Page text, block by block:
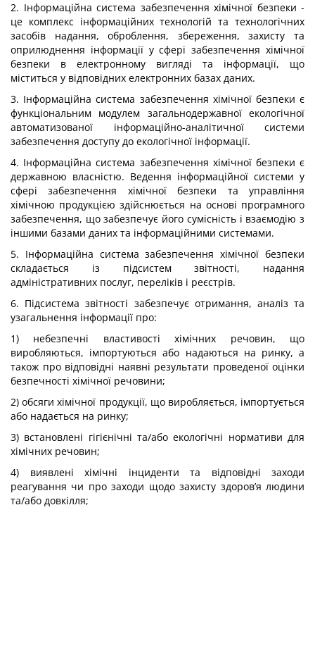
2. Інформаційна система забезпечення хімічної безпеки -
це комплекс інформаційних технологій та технологічних
засобів надання, оброблення, збереження, захисту та
оприлюднення інформації у сфері забезпечення хімічної
безпеки в електронному вигляді та інформації, що
міститься у відповідних електронних базах даних.
3. Інформаційна система забезпечення хімічної безпеки є
функціональним модулем загальнодержавної екологічної
автоматизованої інформаційно-аналітичної системи
забезпечення доступу до екологічної інформації.
4. Інформаційна система забезпечення хімічної безпеки є
державною власністю. Ведення інформаційної системи у
сфері забезпечення хімічної безпеки та управління
хімічною продукцією здійснюється на основі програмного
забезпечення, що забезпечує його сумісність і взаємодію з
іншими базами даних та інформаційними системами.
5. Інформаційна система забезпечення хімічної безпеки
складається із підсистем звітності, надання
адміністративних послуг, переліків і реєстрів.
6. Підсистема звітності забезпечує отримання, аналіз та
узагальнення інформації про:
1) небезпечні властивості хімічних речовин, що
виробляються, імпортуються або надаються на ринку, а
також про відповідні наявні результати проведеної оцінки
безпечності хімічної речовини;
2) обсяги хімічної продукції, що виробляється, імпортується
або надається на ринку;
3) встановлені гігієнічні та/або екологічні нормативи для
хімічних речовин;
4) виявлені хімічні інциденти та відповідні заходи
реагування чи про заходи щодо захисту здоров’я людини
та/або довкілля;